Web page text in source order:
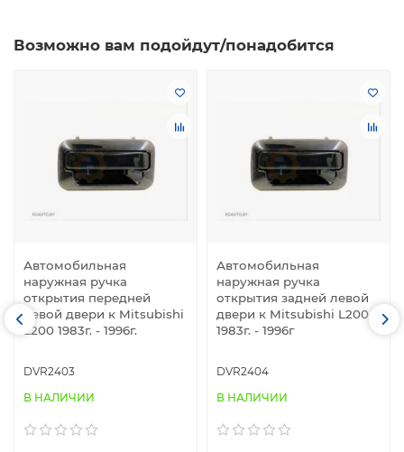
Возможно вам подойдут/понадобится
Автомобильная
наружная ручка
открытия передней
левой двери к Mitsubishi
L200 1983г. - 1996г.
DVR2403
В НАЛИЧИИ
Автомобильная
наружная ручка
открытия задней левой
двери к Mitsubishi L200
1983г. - 1996г
DVR2404
В НАЛИЧИИ